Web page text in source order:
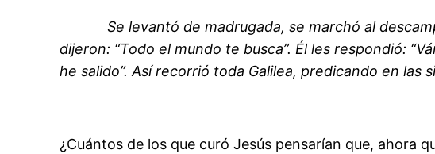
Se levantó de madrugada, se marchó al
dijeron: “Todo el mundo te busca”. Él les respondió:
he salido”. Así recorrió toda Galilea, predicando en las
¿Cuántos de los que curó Jesús pensarían que, ahora